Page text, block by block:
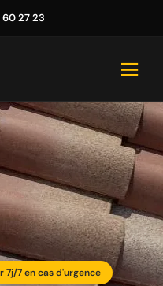
60 27 23
7j/7 en cas d'urgence